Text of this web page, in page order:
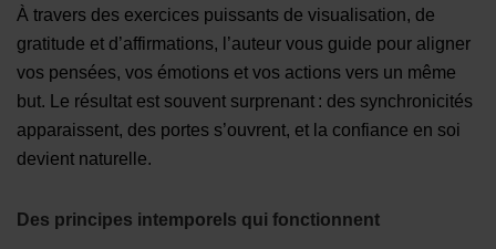
À travers des exercices puissants de visualisation, de
gratitude et d’affirmations, l’auteur vous guide pour aligner
vos pensées, vos émotions et vos actions vers un même
but. Le résultat est souvent surprenant : des synchronicités
apparaissent, des portes s’ouvrent, et la confiance en soi
devient naturelle.
Des principes intemporels qui fonctionnent